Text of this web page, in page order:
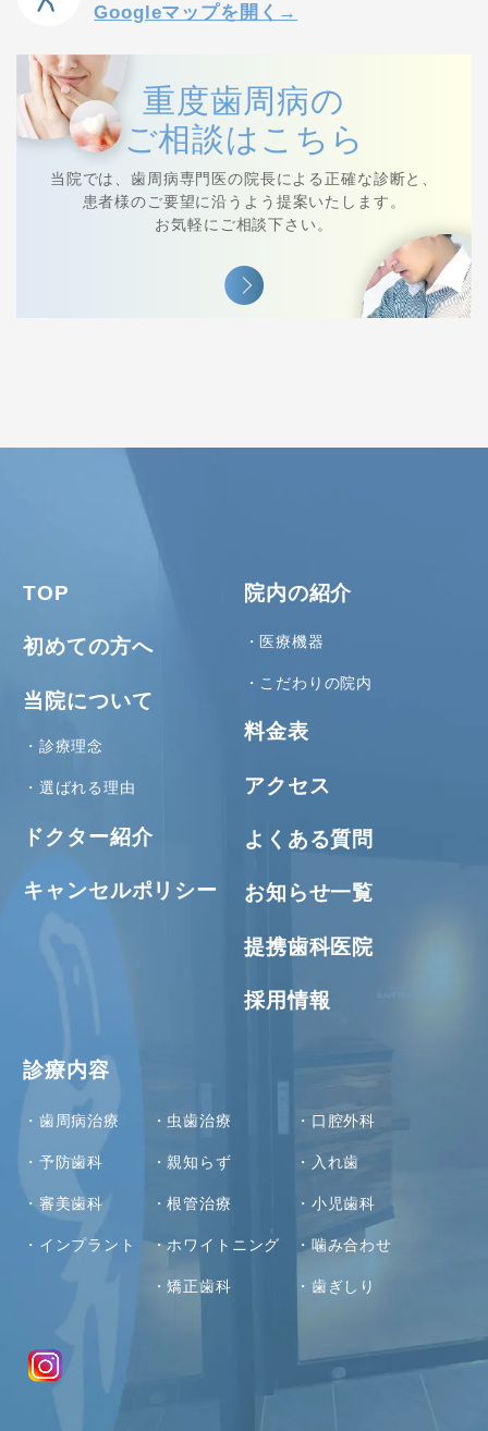
Googleマップを開く→
重度歯周病の
ご相談はこちら
当院では、⻭周病専⾨医の院⻑による正確な診断と、
患者様のご要望に沿うよう提案いたします。
お気軽にご相談下さい。
TOP
初めての方へ
当院について
診療理念
選ばれる理由
ドクター紹介
キャンセルポリシー
院内の紹介
医療機器
こだわりの院内
料金表
アクセス
よくある質問
お知らせ一覧
提携歯科医院
採用情報
診療内容
歯周病治療
予防歯科
審美歯科
インプラント
虫歯治療
親知らず
根管治療
ホワイトニング
矯正歯科
口腔外科
入れ歯
小児歯科
噛み合わせ
歯ぎしり